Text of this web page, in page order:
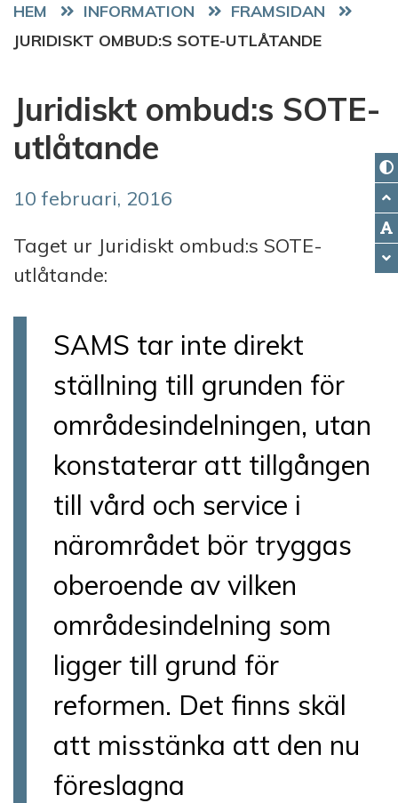
HEM
FRAMSIDAN
JURIDISKT OMBUD:S SOTE-UTLÅTANDE
Juridiskt ombud:s SOTE-
utlåtande
10 februari, 2016
Taget ur Juridiskt ombud:s SOTE-
utlåtande:
SAMS tar inte direkt
ställning till grunden för
områdesindelningen, utan
konstaterar att tillgången
till vård och service i
närområdet bör tryggas
oberoende av vilken
områdesindelning som
ligger till grund för
reformen. Det finns skäl
att misstänka att den nu
föreslagna